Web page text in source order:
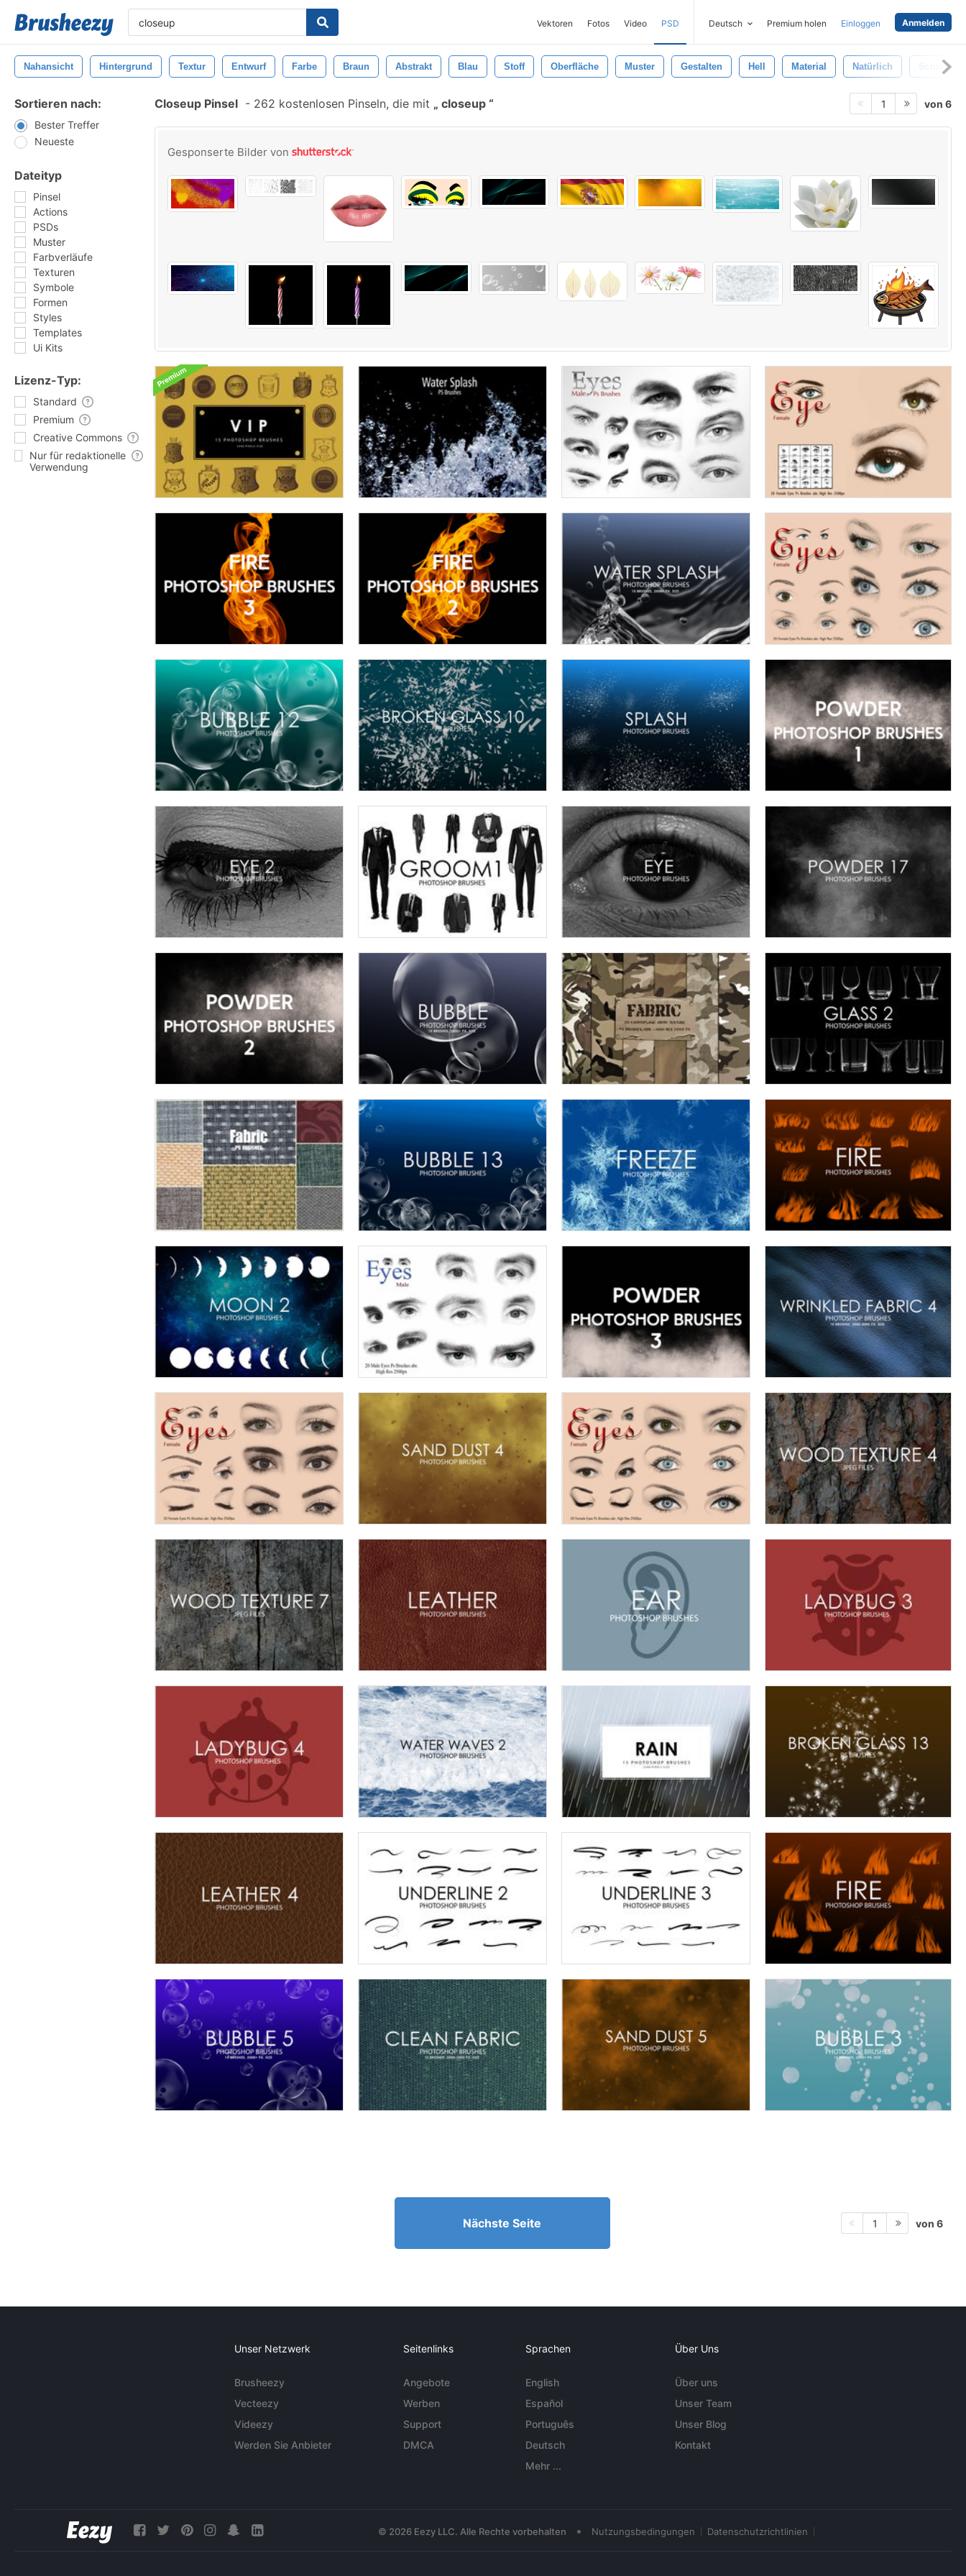
Vektoren Fotos Video PSD Deutsch Premium holen Einloggen Anmelden
Nahansicht Hintergrund Textur Entwurf Farbe Braun Abstrakt Blau Stoff Oberfläche Muster Gestalten Hell Material Natürlich Schwarz
Sortieren nach:
Bester Treffer
Neueste
Dateityp
Pinsel
Actions
PSDs
Muster
Farbverläufe
Texturen
Symbole
Formen
Styles
Templates
Ui Kits
Lizenz-Typ:
Standard
Premium
Creative Commons
Nur für redaktionelle
Verwendung
Closeup Pinsel - 262 kostenlosen Pinseln, die mit closeup 1 von 6
Gesponserte Bilder von
Nächste Seite 1 von 6
Unser Netzwerk
Brusheezy
Vecteezy
Videezy
Werden Sie Anbieter
Seitenlinks
Angebote
Werben
Support
DMCA
Sprachen
English
Español
Português
Deutsch
Mehr ...
Über Uns
Über uns
Unser Team
Unser Blog
Kontakt
© 2026 Eezy LLC. Alle Rechte vorbehalten • Nutzungsbedingungen Datenschutzrichtlinien